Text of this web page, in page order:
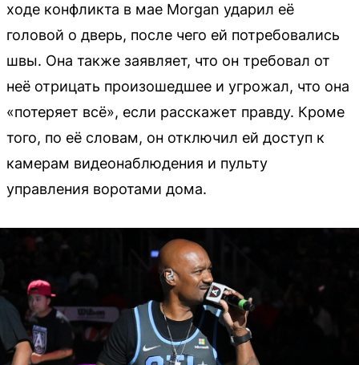
ходе конфликта в мае Morgan ударил её
головой о дверь, после чего ей потребовались
швы. Она также заявляет, что он требовал от
неё отрицать произошедшее и угрожал, что она
«потеряет всё», если расскажет правду. Кроме
того, по её словам, он отключил ей доступ к
камерам видеонаблюдения и пульту
управления воротами дома.